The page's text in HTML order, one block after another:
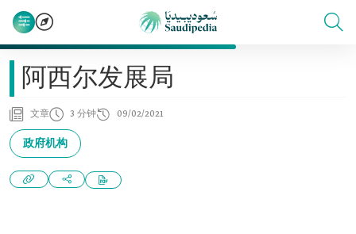
阿西尔发展局
文章 3 分钟 09/02/2021
政府机构